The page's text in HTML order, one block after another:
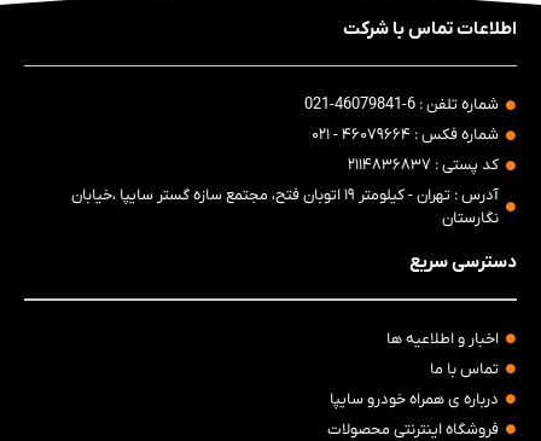
اطلاعات تماس با شرکت
شماره تلفن : 6-46079841-021
شماره فکس : ۴۶۰۷۹۶۶۴ - ۰۲۱
کد پستی : ۲۱۱۴۸۳۶۸۳۷
آدرس : تهران - کیلومتر ۱۹ اتوبان فتح، مجتمع سازه گستر سایپا ،خیابان
نگارستان
دسترسی سریع
اخبار و اطلاعیه ها
تماس با ما
درباره ی همراه خودرو سایپا
فروشگاه اینترنتی محصولات